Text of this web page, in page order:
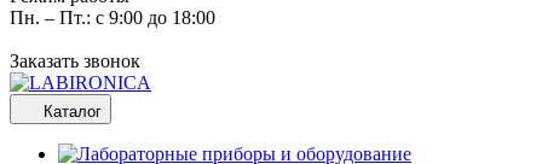
Пн. – Пт.: с 9:00 до 18:00
Заказать звонок
Каталог